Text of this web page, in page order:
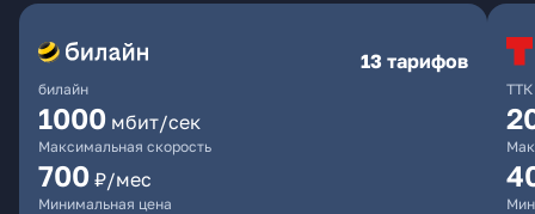
билайн
13 тарифов
1000 мбит/сек
Максимальная скорость
700 ₽/мес
Минимальная цена
ТТК